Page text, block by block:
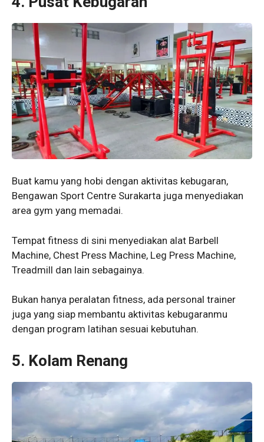
Buat kamu yang hobi dengan aktivitas kebugaran,
Bengawan Sport Centre Surakarta juga menyediakan
area gym yang memadai.
Tempat fitness di sini menyediakan alat Barbell
Machine, Chest Press Machine, Leg Press Machine,
Treadmill dan lain sebagainya.
Bukan hanya peralatan fitness, ada personal trainer
juga yang siap membantu aktivitas kebugaranmu
dengan program latihan sesuai kebutuhan.
5. Kolam Renang